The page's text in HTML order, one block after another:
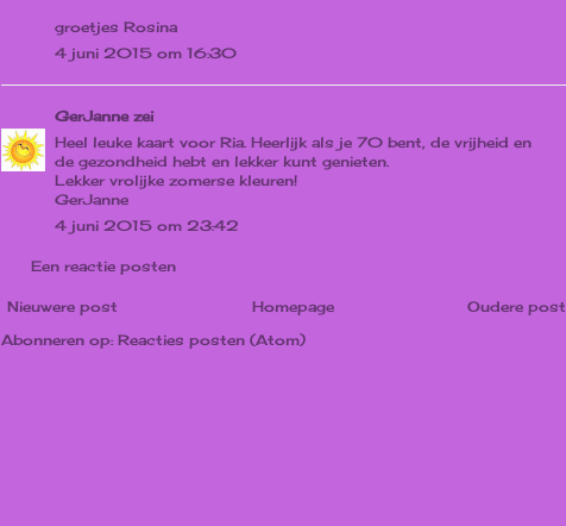
groetjes Rosina
4 juni 2015 om 16:30
GerJannezei
Heel leuke kaart voor Ria. Heerlijk als je 70 bent, de vrijheid en
de gezondheid hebt en lekker kunt genieten.
Lekker vrolijke zomerse kleuren!
GerJanne
4 juni 2015 om 23:42
Een reactie posten
Nieuwere post Oudere post
Homepage
Abonneren op: Reacties posten (Atom)